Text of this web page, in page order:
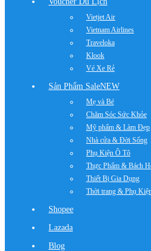
Vietjet Air
Vietnam Airlines
Traveloka
Klook
Vé Xe Rẻ
Sản Phẩm SaleNEW
Mẹ và Bé
Chăm Sóc Sức Khỏe
Mỹ phẩm & Làm Đẹp
Nhà cửa & Đời Sống
Phụ Kiện Ô Tô
Thực Phẩm & Bách
Thiết Bị Gia Dụng
Thời trang & Phụ
Shopee
Lazada
Blog